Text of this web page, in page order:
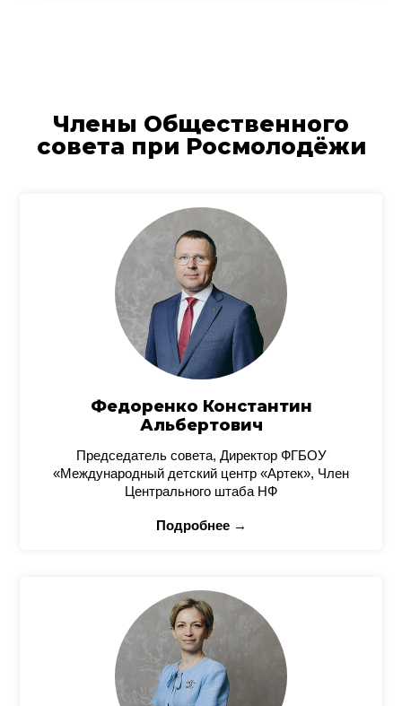
Члены Общественного
совета при Росмолодёжи
Федоренко Константин
Альбертович
Председатель совета, Директор ФГБОУ
«Международный детский центр «Артек», Член
Центрального штаба НФ
Подробнее →